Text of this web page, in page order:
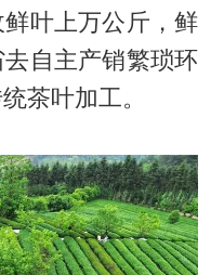
叶上万公斤，鲜
自主产销繁琐环
茶叶加工。